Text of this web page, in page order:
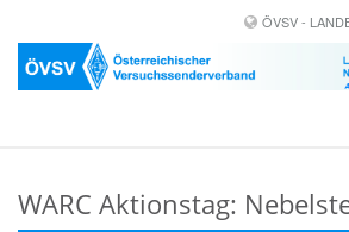
ÖVSV -
WARC Aktionstag: